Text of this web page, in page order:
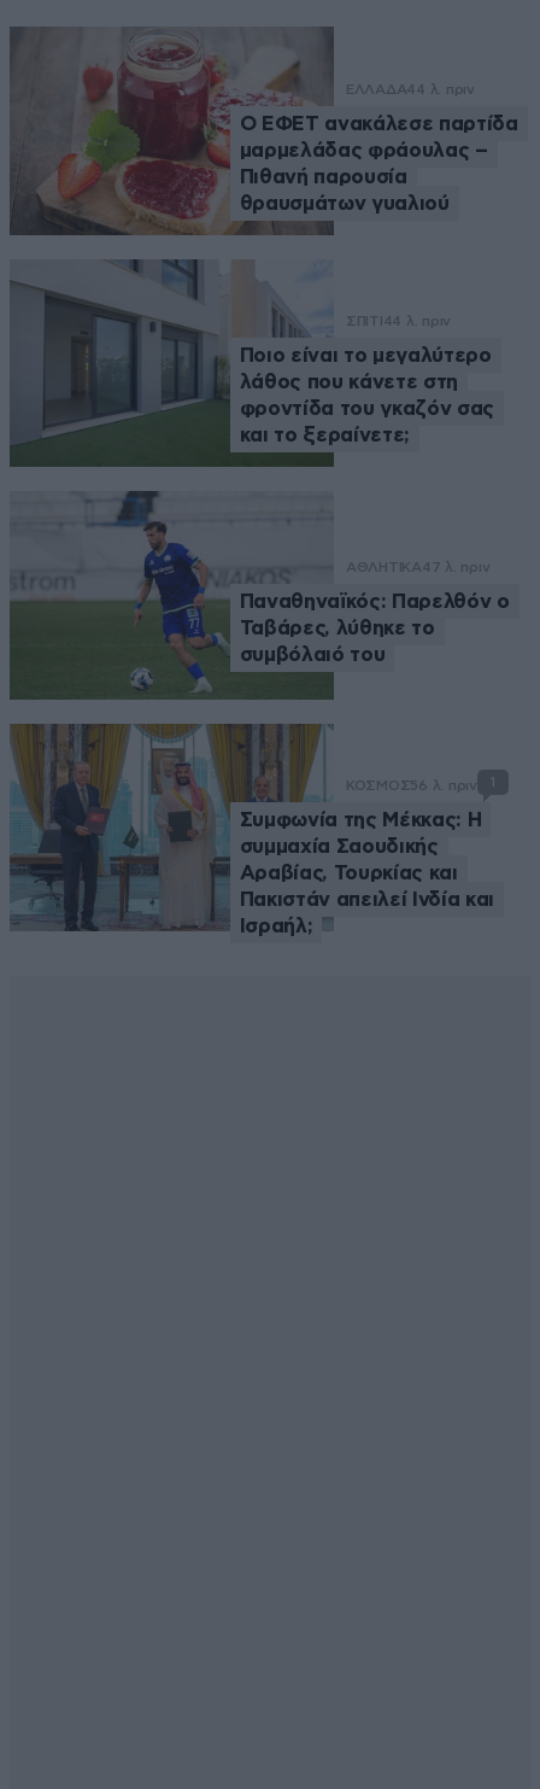
ΕΛΛΑΔΑ44 λ. πριν
Ο ΕΦΕΤ ανακάλεσε παρτίδα
μαρμελάδας φράουλας –
Πιθανή παρουσία
θραυσμάτων γυαλιού
ΣΠΙΤΙ44 λ. πριν
Ποιο είναι το μεγαλύτερο
λάθος που κάνετε στη
φροντίδα του γκαζόν σας
και το ξεραίνετε;
ΑΘΛΗΤΙΚΑ47 λ. πριν
Παναθηναϊκός: Παρελθόν ο
Ταβάρες, λύθηκε το
συμβόλαιό του
ΚΟΣΜΟΣ56 λ. πριν 1
Συμφωνία της Μέκκας: Η
συμμαχία Σαουδικής
Αραβίας, Τουρκίας και
Πακιστάν απειλεί Ινδία και
Ισραήλ;